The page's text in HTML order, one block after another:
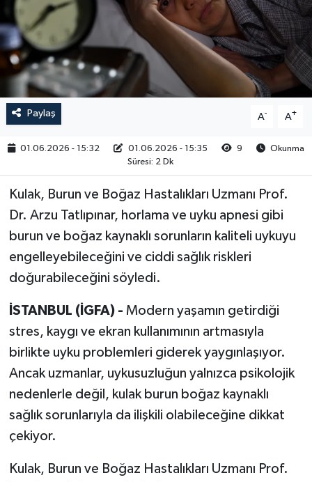
Paylaş A- A+
01.06.2026 - 15:32 01.06.2026 - 15:35 9
Okunma
Süresi: 2 Dk
Kulak, Burun ve Boğaz Hastalıkları Uzmanı Prof.
Dr. Arzu Tatlıpınar, horlama ve uyku apnesi gibi
burun ve boğaz kaynaklı sorunların kaliteli uykuyu
engelleyebileceğini ve ciddi sağlık riskleri
doğurabileceğini söyledi.
İSTANBUL (İGFA) - Modern yaşamın getirdiği
stres, kaygı ve ekran kullanımının artmasıyla
birlikte uyku problemleri giderek yaygınlaşıyor.
Ancak uzmanlar, uykusuzluğun yalnızca psikolojik
nedenlerle değil, kulak burun boğaz kaynaklı
sağlık sorunlarıyla da ilişkili olabileceğine dikkat
çekiyor.
Kulak, Burun ve Boğaz Hastalıkları Uzmanı Prof.
RESMİ İLAN